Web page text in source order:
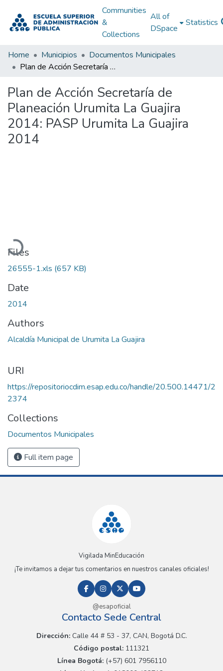
Communities
&
Collections
All of
DSpace
Statistics
Home Municipios
Documentos Municipales
Plan de Acción Secretaría de Planeación Urumita La Guajira 2014: PASP Urumita La Guajira 2014
Plan de Acción Secretaría de
Planeación Urumita La Guajira
2014: PASP Urumita La Guajira
2014
Loading...
Files
26555-1.xls (657 KB)
Date
2014
Authors
Alcaldía Municipal de Urumita La Guajira
URI
https://repositoriocdim.esap.edu.co/handle/20.500.14471/2
2374
Collections
Documentos Municipales
Full item page
Vigilada MinEducación
¡Te invitamos a dejar tus comentarios en nuestros canales oficiales!
@esapoficial
Contacto Sede Central
Dirección:Calle 44 # 53 - 37, CAN, Bogotá D.C.
Código postal: 111321
Línea Bogotá:(+57) 601 7956110